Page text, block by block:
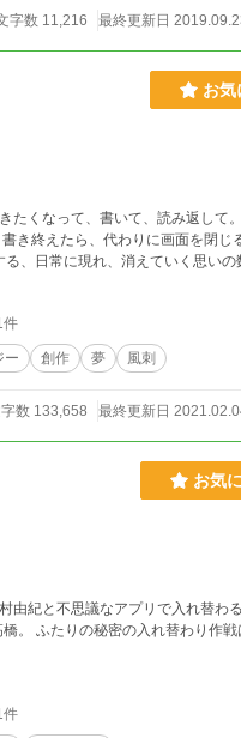
字数 11,216 最終更新日
お気
たくなって、書いて、読み返して
き終えたら、代わりに画面を閉じ
、日常に現れ、消えていく思いの
件
ー 創作 夢 風刺
数 133,658 最終更新日
お気
不思議なアプリで入れ替わることに。
結末に
件